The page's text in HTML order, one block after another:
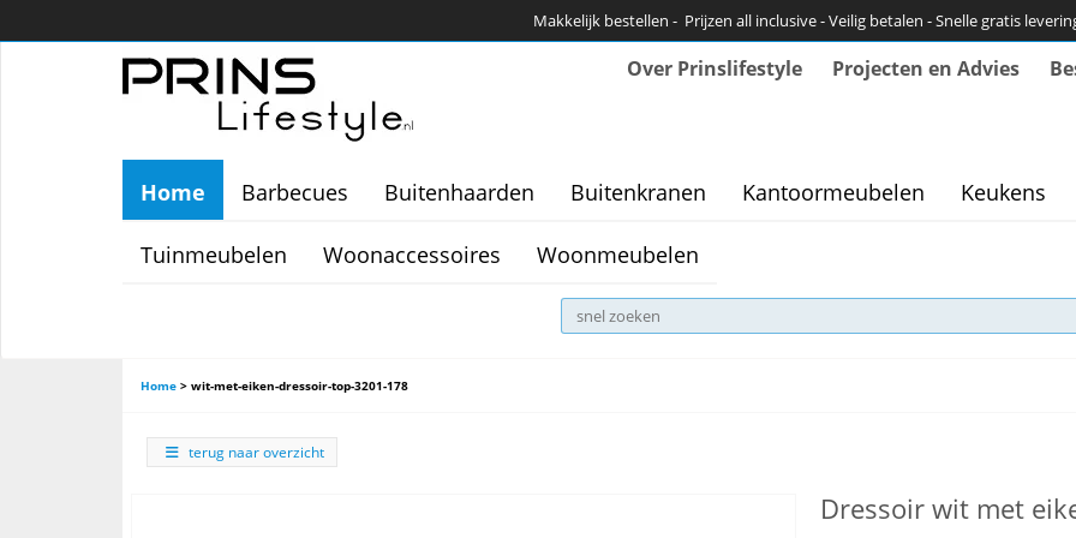
Makkelijk bestellen - Prijzen all inclusive - Veilig betalen - Snelle gratis
Over Prinslifestyle Projecten en Advies
Home Barbecues Buitenhaarden Buitenkranen Kantoormeubelen Keukens
Tuinmeubelen Woonaccessoires Woonmeubelen
Home > wit-met-eiken-dressoir-top-3201-178
terug naar overzicht
Dressoir wit met